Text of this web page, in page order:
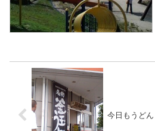
今日もうどん